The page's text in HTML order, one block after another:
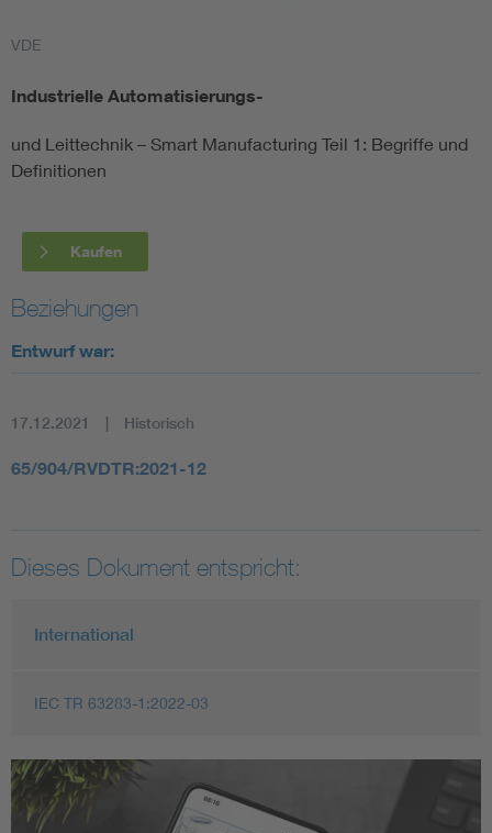
DKE Fachinformationen im Kontext der Normung
Blitzschutz: DIN EN 62305 in der Übersicht
DIN VDE 0100 für sichere Elektroinstallationen
Elektrofachkraft (EFK)
VDE
Industrielle Automatisierungs-
und Leittechnik – Smart Manufacturing Teil 1: Begriffe und
Definitionen
Kaufen
Beziehungen
Entwurf war:
17.12.2021 Historisch
65/904/RVDTR:2021-12
Dieses Dokument entspricht:
International
IEC TR 63283-1:2022-03